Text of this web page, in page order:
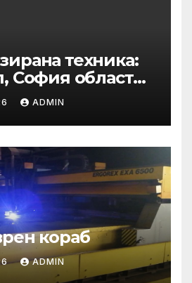
техника:
София област
и нови с ТОП
от цяла
Bazar.bg
ADMIN
кораб
ADMIN